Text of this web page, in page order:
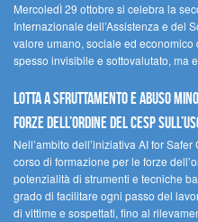
MercoledÌ 29 ottobre si celebra la
Internazionale dell’Assistenza e del
valore umano, sociale ed
spesso invisibile e sottovalutato, ma
Lotta a sfruttamento e abuso
forze dell’ordine del CESP
Nell’ambito dell’iniziativa AI for
corso di formazione per le forze
potenzialità di strumenti e tecniche
grado di facilitare ogni passo del
di vittime e sospettati, fino al